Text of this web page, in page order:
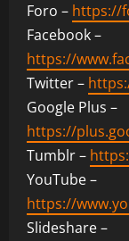
Foro – https://
Facebook –
https://
Twitter –
Google Plus –
https://
Tumblr –
YouTube –
https://
Slideshare –